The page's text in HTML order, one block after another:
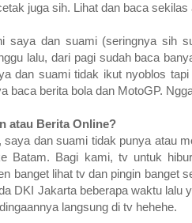
juga sih. Lihat dan baca sekilas
saya dan suami (seringnya sih
lalu, dari pagi sudah baca
dan suami tidak ikut nyoblos
baca berita bola dan MotoGP.
atau Berita Online?
saya dan suami tidak punya atau
Batam. Bagi kami, tv untuk
banget lihat tv dan pingin banget
DKI Jakarta beberapa waktu lalu
langsung di tv hehehe.